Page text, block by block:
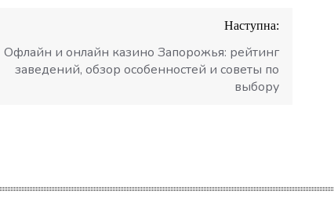
Наступна:
Офлайн и онлайн казино Запорожья: рейтинг
заведений, обзор особенностей и советы по
выбору